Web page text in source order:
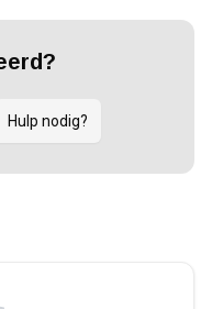
Hulp nodig?